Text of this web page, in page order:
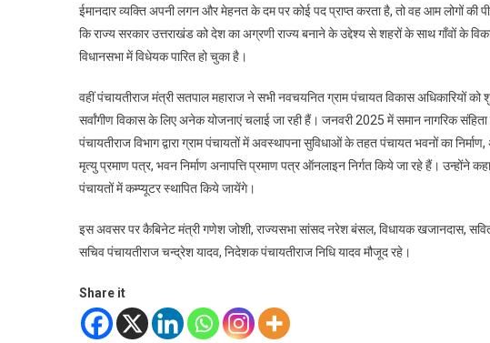
ईमानदार व्यक्ति अपनी लगन और मेहनत के दम पर कोई पद प्राप्त करता है, तो वह आम लोगों
कि राज्य सरकार उत्तराखंड को देश का अग्रणी राज्य बनाने के उद्देश्य से शहरों के साथ गाँवों के
विधानसभा में विधेयक पारित हो चुका है।
वहीं पंचायतीराज मंत्री सतपाल महाराज ने सभी नवचयनित ग्राम पंचायत विकास अधिकारियों
सर्वांगीण विकास के लिए अनेक योजनाएं चलाई जा रही हैं। जनवरी 2025 में समान नागरिक
पंचायतीराज विभाग द्वारा ग्राम पंचायतों में अवस्थापना सुविधाओं के तहत पंचायत भवनों का निर्माण,
मृत्यु प्रमाण पत्र, भवन निर्माण अनापत्ति प्रमाण पत्र ऑनलाइन निर्गत किये जा रहे हैं। उन्होंने
पंचायतों में कम्प्यूटर स्थापित किये जायेंगे।
इस अवसर पर कैबिनेट मंत्री गणेश जोशी, राज्यसभा सांसद नरेश बंसल, विधायक खजानदास,
सचिव पंचायतीराज चन्द्रेश यादव, निदेशक पंचायतीराज निधि यादव मौजूद रहे।
Share it